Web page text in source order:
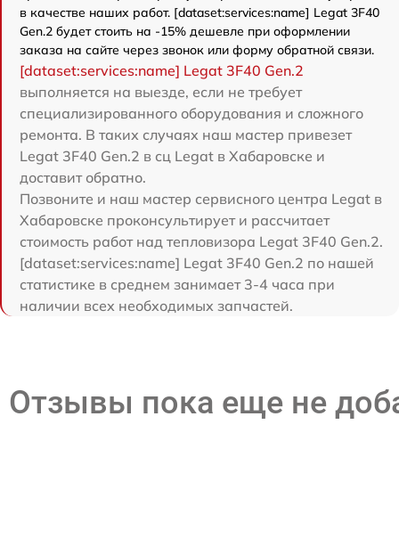
в качестве наших работ. [dataset:services:name] Legat 3F40
Gen.2 будет стоить на -15% дешевле при оформлении
заказа на сайте через звонок или форму обратной связи.
[dataset:services:name] Legat 3F40 Gen.2
выполняется на выезде, если не требует
специализированного оборудования и сложного
ремонта. В таких случаях наш мастер привезет
Legat 3F40 Gen.2 в сц Legat в Хабаровске и
доставит обратно.
Позвоните и наш мастер сервисного центра Legat в
Хабаровске проконсультирует и рассчитает
стоимость работ над тепловизора Legat 3F40 Gen.2.
[dataset:services:name] Legat 3F40 Gen.2 по нашей
статистике в среднем занимает 3-4 часа при
наличии всех необходимых запчастей.
Отзывы пока еще не